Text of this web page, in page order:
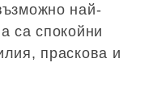
най-
са спокойни
праскова и